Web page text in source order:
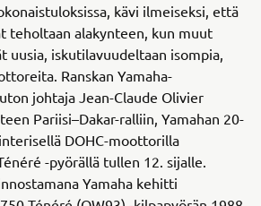
kävi ilmeiseksi, että
teholtaan alakynteen, kun muut
uusia, iskutilavuudeltaan isompia,
Ranskan Yamaha-
johtaja Jean-Claude Olivier
Pariisi–Dakar-ralliin, Yamahan 20-
DOHC-moottorilla
-pyörällä tullen 12. sijalle.
Yamaha kehitti